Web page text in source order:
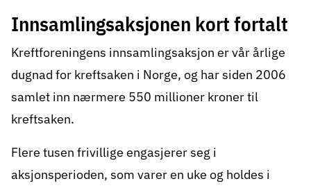
Innsamlingsaksjonen kort fortalt
Kreftforeningens innsamlingsaksjon er vår årlige
dugnad for kreftsaken i Norge, og har siden 2006
samlet inn nærmere 550 millioner kroner til
kreftsaken.
Flere tusen frivillige engasjerer seg i
aksjonsperioden, som varer en uke og holdes i